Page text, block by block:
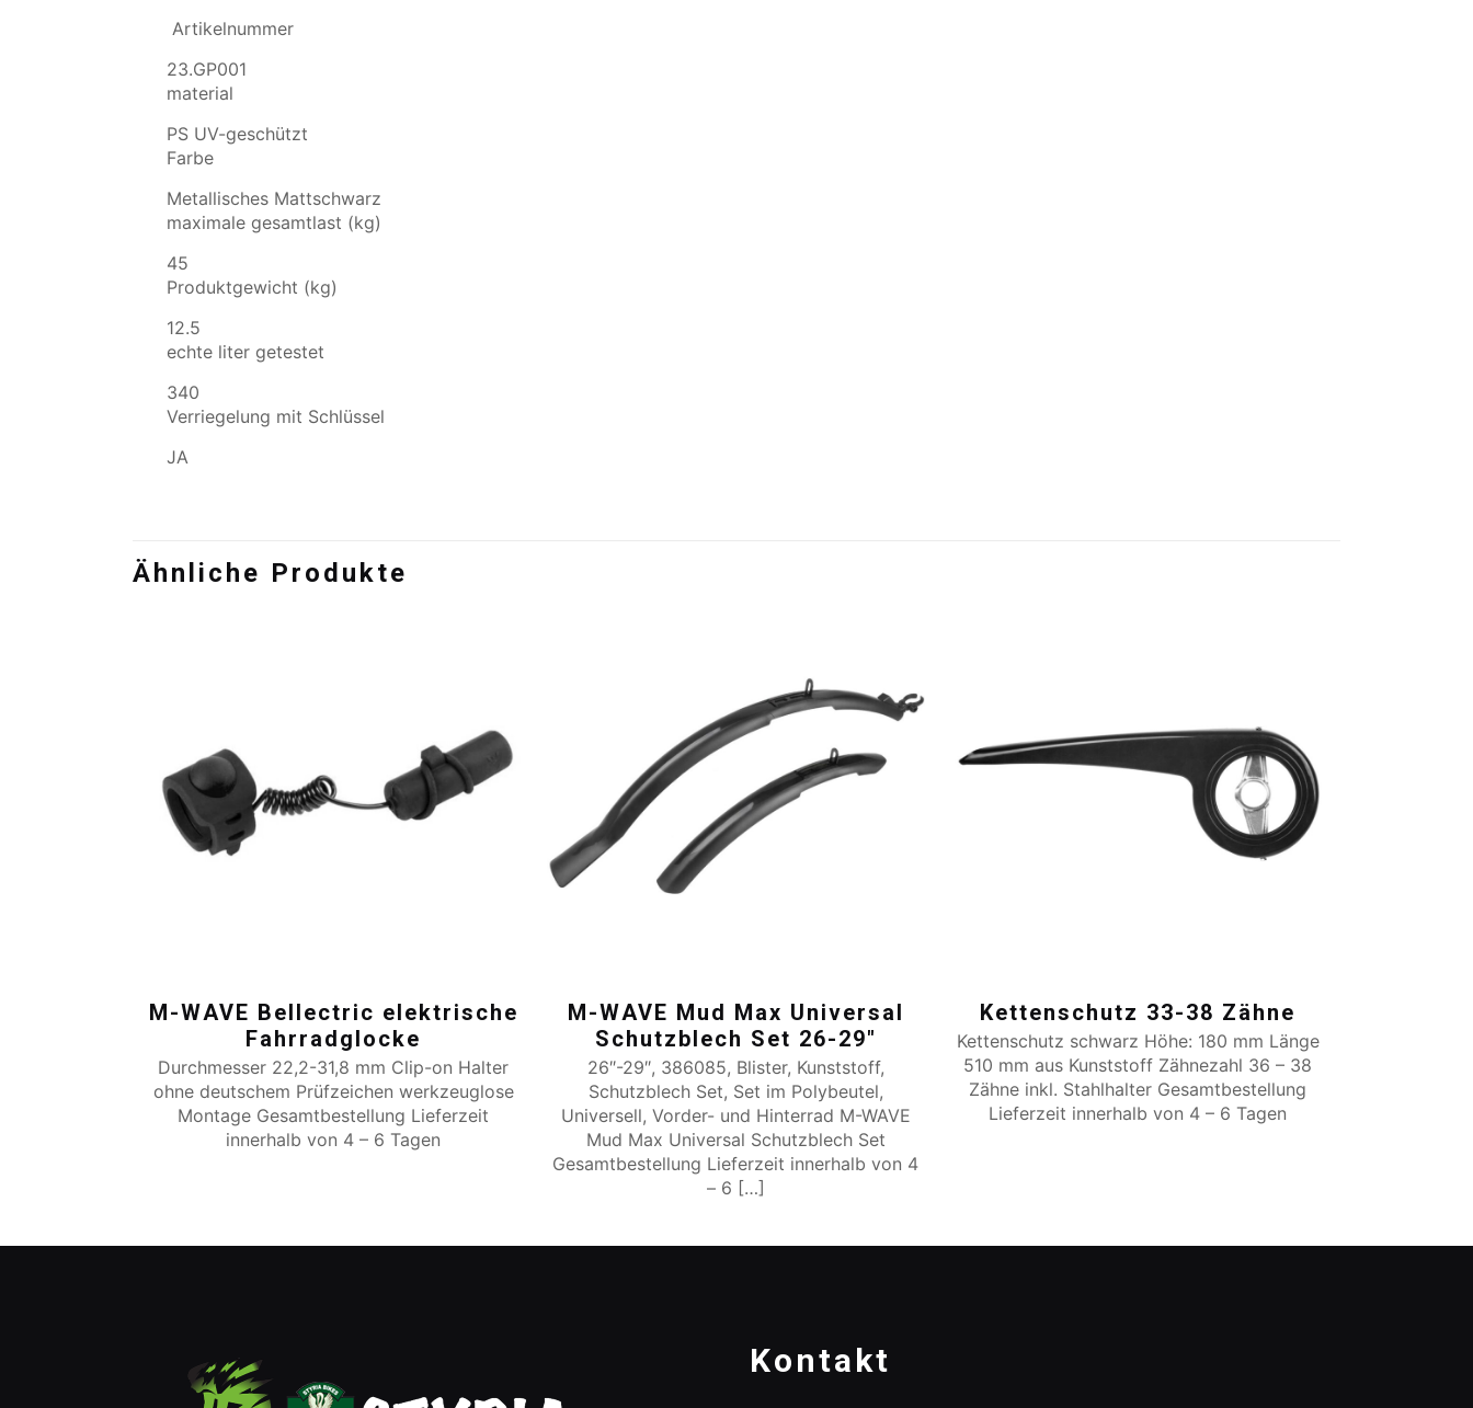
Artikelnummer
23.GP001
material
PS UV-geschützt
Farbe
Metallisches Mattschwarz
maximale gesamtlast (kg)
45
Produktgewicht (kg)
12.5
echte liter getestet
340
Verriegelung mit Schlüssel
JA
Ähnliche Produkte
M-WAVE Bellectric elektrische
Fahrradglocke
Durchmesser 22,2-31,8 mm Clip-on Halter
ohne deutschem Prüfzeichen werkzeuglose
Montage Gesamtbestellung Lieferzeit
innerhalb von 4 – 6 Tagen
M-WAVE Mud Max Universal
Schutzblech Set 26-29″
26″-29″, 386085, Blister, Kunststoff,
Schutzblech Set, Set im Polybeutel,
Universell, Vorder- und Hinterrad M-WAVE
Mud Max Universal Schutzblech Set
Gesamtbestellung Lieferzeit innerhalb von 4
– 6 […]
Kettenschutz 33-38 Zähne
Kettenschutz schwarz Höhe: 180 mm Länge
510 mm aus Kunststoff Zähnezahl 36 – 38
Zähne inkl. Stahlhalter Gesamtbestellung
Lieferzeit innerhalb von 4 – 6 Tagen
Kontakt